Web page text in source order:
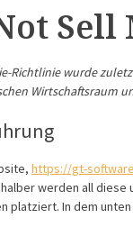
Richtlinie wurde
Wirtschaftsraum
https://gt-
werden all
platziert. In dem